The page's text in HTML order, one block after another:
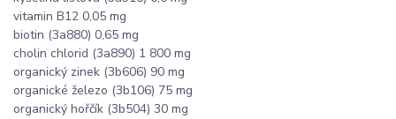
vitamin B12 0,05 mg
biotin (3a880) 0,65 mg
cholin chlorid (3a890) 1 800 mg
organický zinek (3b606) 90 mg
organické železo (3b106) 75 mg
organický hořčík (3b504) 30 mg